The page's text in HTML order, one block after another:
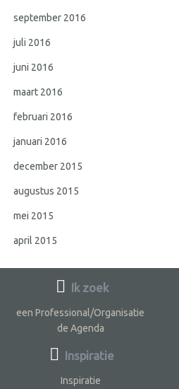
september 2016
juli 2016
juni 2016
maart 2016
februari 2016
januari 2016
december 2015
augustus 2015
mei 2015
april 2015
Ik zoek
een Professional/Organisatie
de Agenda
Inspiratie
Inspiratie